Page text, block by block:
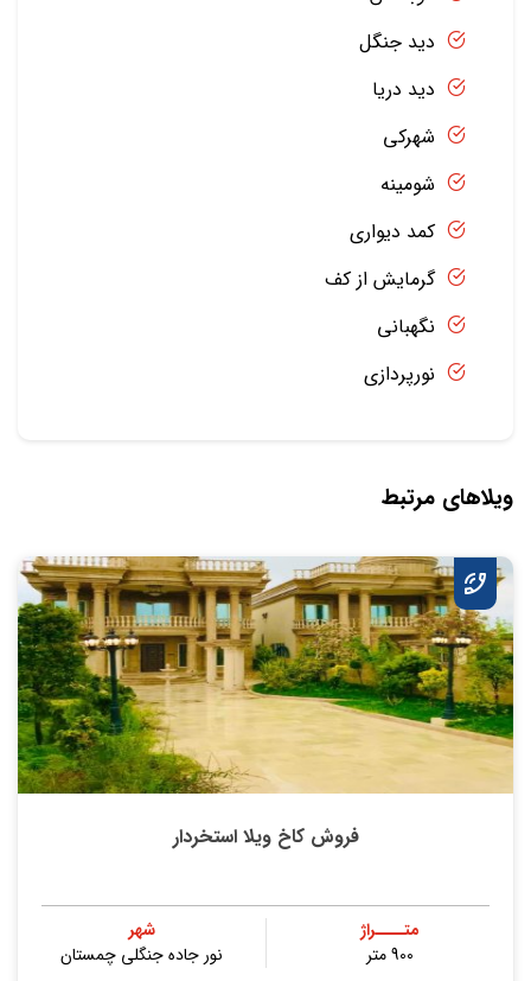
دید جنگل
دید دریا
شهرکی
شومینه
کمد دیواری
گرمایش از کف
نگهبانی
نورپردازی
ویلاهای مرتبط
فروش کاخ ویلا استخردار
متــــراژ
900 متر
شهر
نور جاده جنگلی چمستان